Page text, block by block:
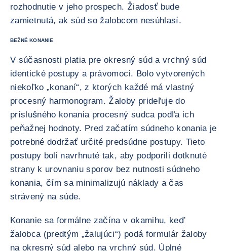
rozhodnutie v jeho prospech. Žiadosť bude
zamietnutá, ak súd so žalobcom nesúhlasí.
BEŽNÉ KONANIE
V súčasnosti platia pre okresný súd a vrchný súd
identické postupy a právomoci. Bolo vytvorených
niekoľko „konaní“, z ktorých každé má vlastný
procesný harmonogram. Žaloby prideľuje do
príslušného konania procesný sudca podľa ich
peňažnej hodnoty. Pred začatím súdneho konania je
potrebné dodržať určité predsúdne postupy. Tieto
postupy boli navrhnuté tak, aby podporili dotknuté
strany k urovnaniu sporov bez nutnosti súdneho
konania, čím sa minimalizujú náklady a čas
strávený na súde.
Konanie sa formálne začína v okamihu, keď
žalobca (predtým „žalujúci“) podá formulár žaloby
na okresný súd alebo na vrchný súd. Úplné